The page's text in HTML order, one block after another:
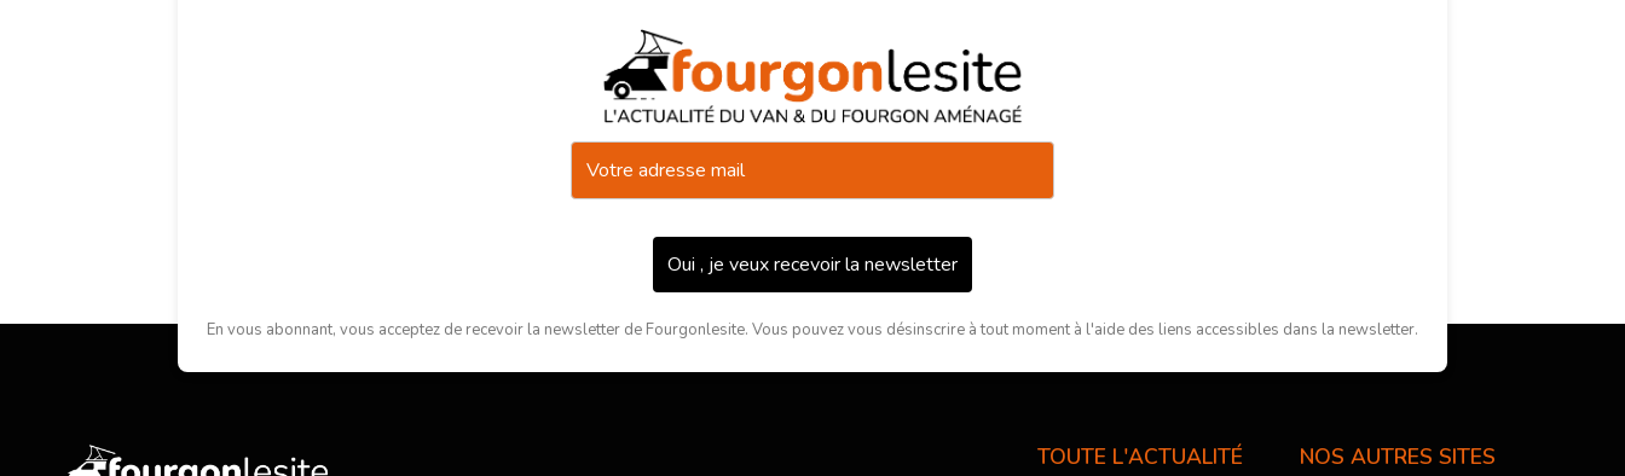
Oui , je veux recevoir la newsletter
En vous abonnant, vous acceptez de recevoir la newsletter de Fourgonlesite. Vous pouvez vous désinscrire à tout moment à l'aide des liens accessibles dans la newsletter.
TOUTE L'ACTUALITÉ NOS AUTRES SITES